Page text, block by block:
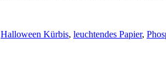
Halloween Kürbis, leuchtendes Papier,